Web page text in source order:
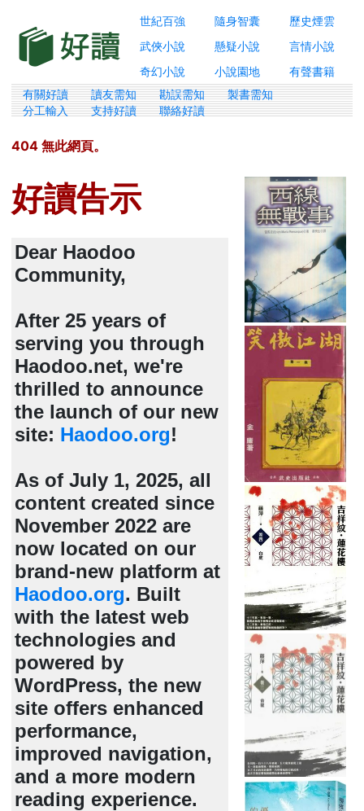
世紀百強 隨身智囊
歷史煙雲
武俠小說
懸疑小說
言情小說
奇幻小說
小說園地 有聲書籍
有關好讀 讀友需知 勘誤需知
製書需知
分工輸入
支持好讀 聯絡好讀
404 無此網頁。
好讀告示
Dear Haodoo
Community,
After 25 years of
serving you through
Haodoo.net, we're
thrilled to announce
the launch of our new
site: Haodoo.org!
As of July 1, 2025, all
content created since
November 2022 are
now located on our
brand-new platform at
Haodoo.org. Built
with the latest web
technologies and
powered by
WordPress, the new
site offers enhanced
performance,
improved navigation,
and a more modern
reading experience.